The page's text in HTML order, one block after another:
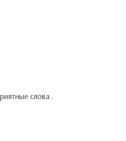
слова .